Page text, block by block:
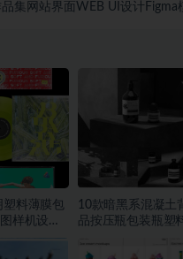
品集网站界面WEB UI设计Figma
料薄膜包
样机设计
10款暗黑系混凝土
品按压瓶包装瓶塑